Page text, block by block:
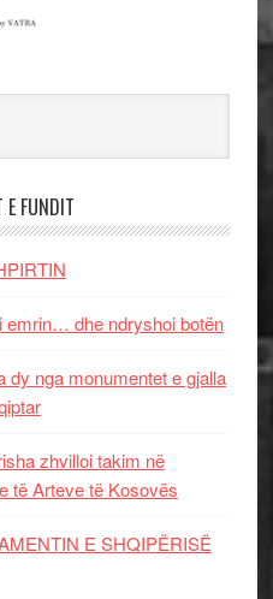
FUNDIT
emrin… dhe ndryshoi botën
dy nga monumentet e gjalla
zhvilloi takim në
të Arteve të Kosovës
E SHQIPËRISË